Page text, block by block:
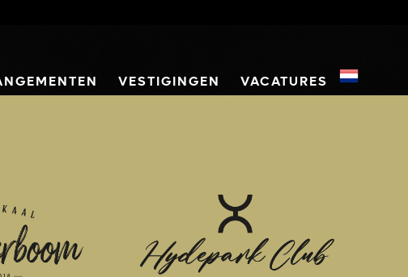
VESTIGINGEN VACATURES